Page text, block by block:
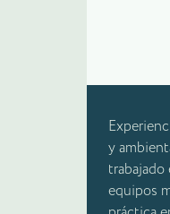
y
trabajado
equipos